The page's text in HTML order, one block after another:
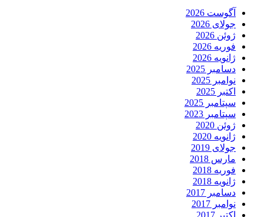
آگوست 2026
جولای 2026
ژوئن 2026
فوریه 2026
ژانویه 2026
دسامبر 2025
نوامبر 2025
اکتبر 2025
سپتامبر 2025
سپتامبر 2023
ژوئن 2020
ژانویه 2020
جولای 2019
مارس 2018
فوریه 2018
ژانویه 2018
دسامبر 2017
نوامبر 2017
اکتبر 2017